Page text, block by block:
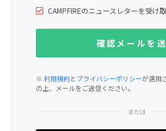
ゲーム・サービス開発
書籍・雑誌出版
ソーシャルグッド
CAMPFIREのニュースレターを受け
※利用規約とプライバシーポリシーが適用
の上、メールをご送信ください。